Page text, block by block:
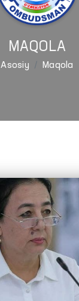
MAQOLA
Asosiy Maqola